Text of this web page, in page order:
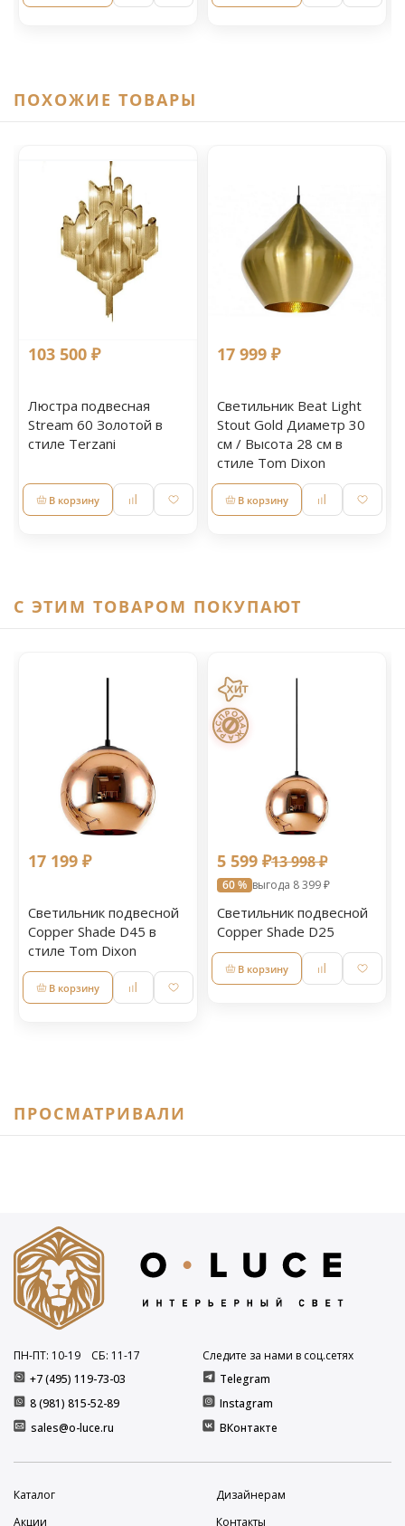
ПОХОЖИЕ ТОВАРЫ
103 500 ₽
Люстра подвесная
Stream 60 Золотой в
стиле Terzani
В корзину
17 999 ₽
Светильник Beat Light
Stout Gold Диаметр 30
см / Высота 28 см в
стиле Tom Dixon
В корзину
C ЭТИМ ТОВАРОМ ПОКУПАЮТ
17 199 ₽
Светильник подвесной
Copper Shade D45 в
стиле Tom Dixon
В корзину
5 599 ₽13 998 ₽
60 % выгода 8 399 ₽
Светильник подвесной
Copper Shade D25
В корзину
ПРОСМАТРИВАЛИ
+7 (495) 119-73-03
8 (981) 815-52-89
ПН-ПТ: 10-19 СБ: 11-17
sales@o-luce.ru
Следите за нами в соц.сетях
Telegram
Instagram
ВКонтакте
Каталог
Дизайнерам
Акции
Контакты